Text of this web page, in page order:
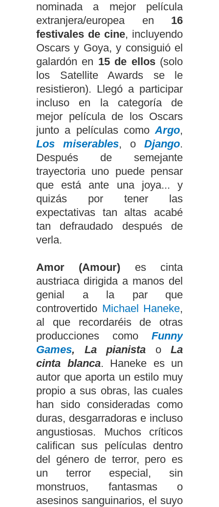
nominada a mejor película
extranjera/europea en 16
festivales de cine, incluyendo
Oscars y Goya, y consiguió el
galardón en 15 de ellos(solo
los Satellite Awards se le
resistieron). Llegó a participar
incluso en la categoría de
mejor película de los Oscars
junto a películas comoArgo,
Los miserables, o Django.
Después de semejante
trayectoria uno puede pensar
que está ante una joya... y
quizás por tener las
expectativas tan altas acabé
tan defraudado después de
verla.
Amor (Amour) es cinta
austriaca dirigida a manos del
genial a la par que
controvertido Michael Haneke,
al que recordaréis de otras
producciones como Funny
Games, La pianista o La
cinta blanca. Haneke es un
autor que aporta un estilo muy
propio a sus obras, las cuales
han sido consideradas como
duras, desgarradoras e incluso
angustiosas. Muchos críticos
califican sus películas dentro
del género de terror, pero es
un terror especial, sin
monstruos, fantasmas o
asesinos sanguinarios, el suyo